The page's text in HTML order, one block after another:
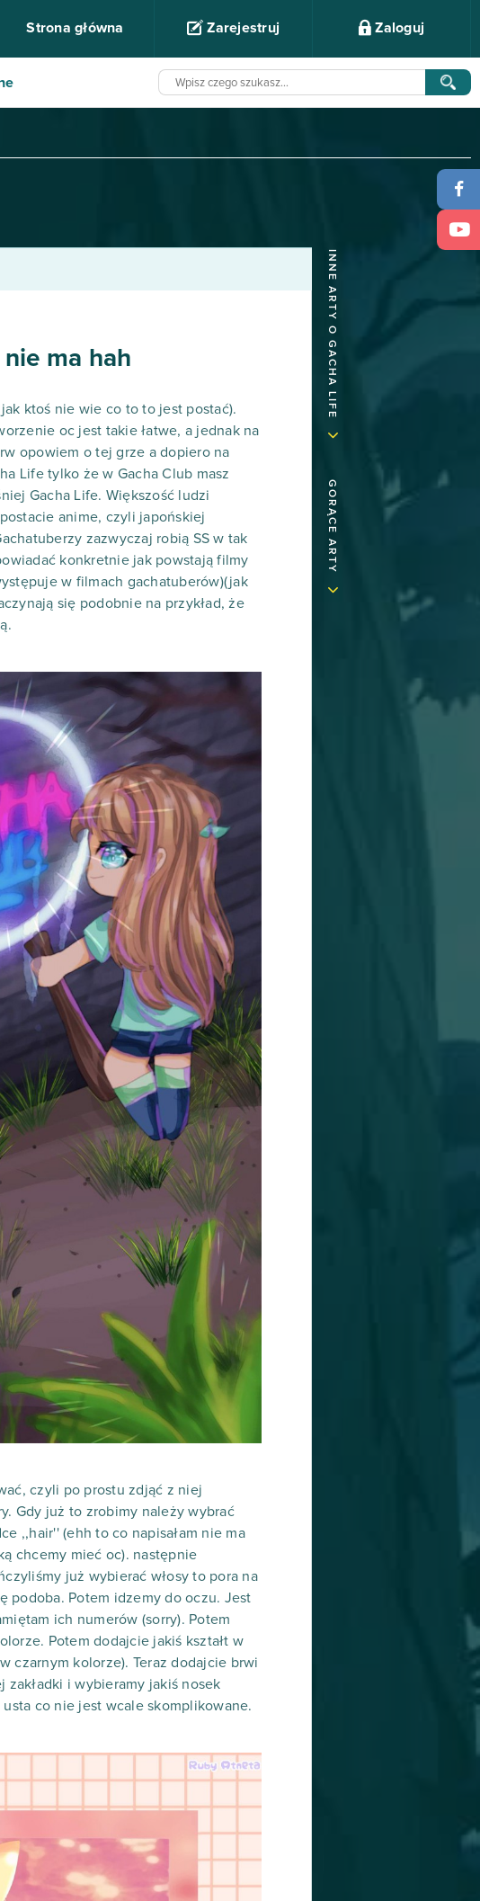
Strona główna Zarejestruj Zaloguj
INNE ARTY O GACHA LIFE
GORĄCE ARTY
ma hah
ktoś nie wie co to to jest postać).
oc jest takie łatwe, a jednak na
opowiem o tej grze a dopiero na
Life tylko że w Gacha Club masz
Gacha Life. Większość ludzi
anime, czyli japońskiej
zazwyczaj robią SS w tak
konkretnie jak powstają filmy
w filmach gachatuberów)(jak
się podobnie na przykład, że
czyli po prostu zdjąć z niej
Gdy już to zrobimy należy wybrać
,,hair'' (ehh to co napisałam nie ma
chcemy mieć oc). następnie
już wybierać włosy to pora na
podoba. Potem idzemy do oczu. Jest
ich numerów (sorry). Potem
Potem dodajcie jakiś kształt w
czarnym kolorze). Teraz dodajcie brwi
i wybieramy jakiś nosek
co nie jest wcale skomplikowane.